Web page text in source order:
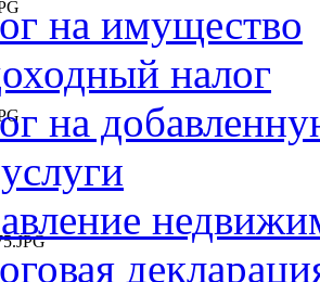
на имущество
налог
на